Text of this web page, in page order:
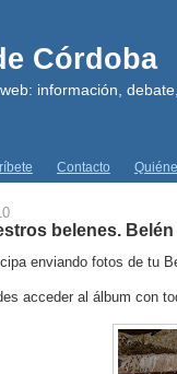
Córdoba
información,
Contacto
belenes. Belén
enviando fotos de tu
acceder al álbum con